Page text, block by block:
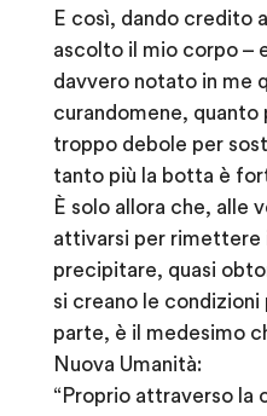
E così, dando credito
ascolto il mio corpo –
davvero notato in me
curandomene, quanto
troppo debole per
tanto più la botta è
È solo allora che, alle
attivarsi per rimettere
precipitare, quasi
si creano le
parte, è il medesimo
Nuova Umanità:
“Proprio attraverso la